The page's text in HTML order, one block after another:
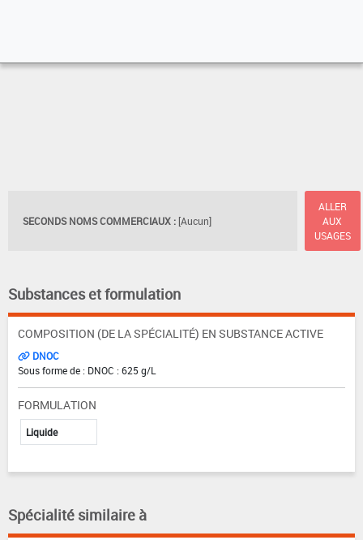
SECONDS NOMS COMMERCIAUX : [Aucun]
ALLER
AUX
USAGES
Substances et formulation
COMPOSITION (DE LA SPÉCIALITÉ) EN SUBSTANCE ACTIVE
DNOC
Sous forme de : DNOC : 625 g/L
FORMULATION
Liquide
Spécialité similaire à